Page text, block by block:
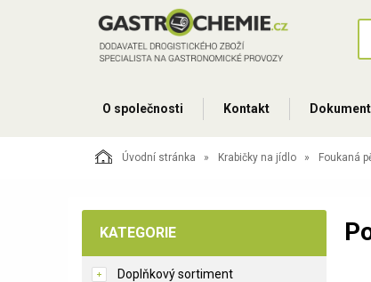
O společnosti Kontakt
Úvodní stránka Krabičky na jídlo Foukaná
KATEGORIE
Doplňkový sortiment